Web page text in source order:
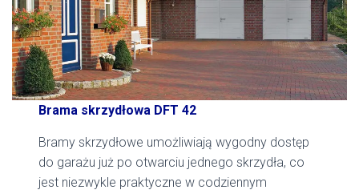
Brama skrzydłowa DFT 42
Bramy skrzydłowe umożliwiają wygodny dostęp
do garażu już po otwarciu jednego skrzydła, co
jest niezwykle praktyczne w codziennym